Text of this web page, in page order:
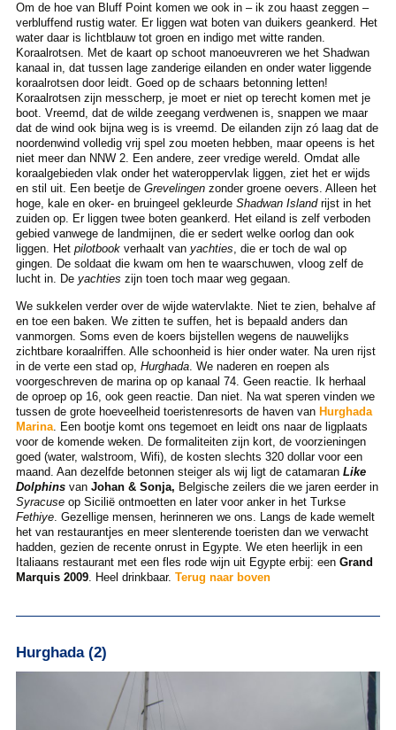
Om de hoe van Bluff Point komen we ook in – ik zou haast zeggen –
verbluffend rustig water. Er liggen wat boten van duikers geankerd. Het
water daar is lichtblauw tot groen en indigo met witte randen.
Koraalrotsen. Met de kaart op schoot manoeuvreren we het Shadwan
kanaal in, dat tussen lage zanderige eilanden en onder water liggende
koraalrotsen door leidt. Goed op de schaars betonning letten!
Koraalrotsen zijn messcherp, je moet er niet op terecht komen met je
boot. Vreemd, dat de wilde zeegang verdwenen is, snappen we maar
dat de wind ook bijna weg is is vreemd. De eilanden zijn zó laag dat de
noordenwind volledig vrij spel zou moeten hebben, maar opeens is het
niet meer dan NNW 2. Een andere, zeer vredige wereld. Omdat alle
koraalgebieden vlak onder het wateroppervlak liggen, ziet het er wijds
en stil uit. Een beetje de Grevelingenzonder groene oevers. Alleen het
hoge, kale en oker- en bruingeel gekleurde Shadwan Islandrijst in het
zuiden op. Er liggen twee boten geankerd. Het eiland is zelf verboden
gebied vanwege de landmijnen, die er sedert welke oorlog dan ook
liggen. Het pilotbookverhaalt van yachties, die er toch de wal op
gingen. De soldaat die kwam om hen te waarschuwen, vloog zelf de
lucht in. De yachties zijn toen toch maar weg gegaan.
We sukkelen verder over de wijde watervlakte. Niet te zien, behalve af
en toe een baken. We zitten te suffen, het is bepaald anders dan
vanmorgen. Soms even de koers bijstellen wegens de nauwelijks
zichtbare koraalriffen. Alle schoonheid is hier onder water. Na uren rijst
in de verte een stad op, Hurghada. We naderen en roepen als
voorgeschreven de marina op op kanaal 74. Geen reactie. Ik herhaal
de oproep op 16, ook geen reactie. Dan niet. Na wat speren vinden we
tussen de grote hoeveelheid toeristenresorts de haven van Hurghada
Marina. Een bootje komt ons tegemoet en leidt ons naar de ligplaats
voor de komende weken. De formaliteiten zijn kort, de voorzieningen
goed (water, walstroom, Wifi), de kosten slechts 320 dollar voor een
maand. Aan dezelfde betonnen steiger als wij ligt de catamaranLike
Dolphins van Johan & Sonja, Belgische zeilers die we jaren eerder in
Syracuseop Sicilië ontmoetten en later voor anker in het Turkse
Fethiye. Gezellige mensen, herinneren we ons. Langs de kade wemelt
het van restaurantjes en meer slenterende toeristen dan we verwacht
hadden, gezien de recente onrust in Egypte. We eten heerlijk in een
Italiaans restaurant met een fles rode wijn uit Egypte erbij: een Grand
Marquis 2009. Heel drinkbaar. Terug naar boven
Hurghada (2)